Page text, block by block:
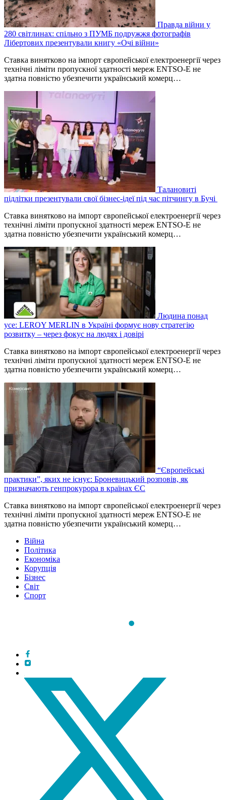
Правда війни у
280 світлинах: спільно з ПУМБ подружжя фотографів
Лібертових презентували книгу «Очі війни»
Ставка винятково на імпорт європейської електроенергії через
технічні ліміти пропускної здатності мереж ENTSO-E не
здатна повністю убезпечити український комерц…
Талановиті
підлітки презентували свої бізнес-ідеї під час пітчингу в Бучі
Ставка винятково на імпорт європейської електроенергії через
технічні ліміти пропускної здатності мереж ENTSO-E не
здатна повністю убезпечити український комерц…
Людина понад
усе: LEROY MERLIN в Україні формує нову стратегію
розвитку – через фокус на людях і довірі
Ставка винятково на імпорт європейської електроенергії через
технічні ліміти пропускної здатності мереж ENTSO-E не
здатна повністю убезпечити український комерц…
“Європейські
практики”, яких не існує: Броневицький розповів, як
призначають генпрокурора в країнах ЄС
Ставка винятково на імпорт європейської електроенергії через
технічні ліміти пропускної здатності мереж ENTSO-E не
здатна повністю убезпечити український комерц…
Війна
Політика
Економіка
Корупція
Бізнес
Світ
Спорт